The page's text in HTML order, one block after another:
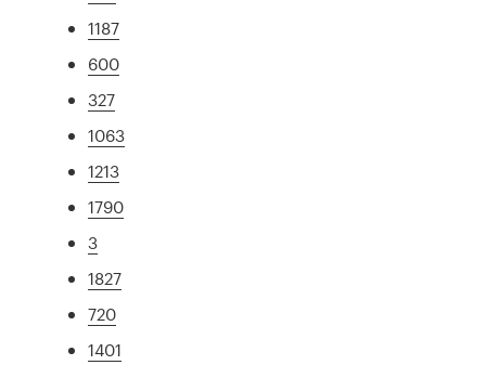
1187
600
327
1063
1213
1790
3
1827
720
1401